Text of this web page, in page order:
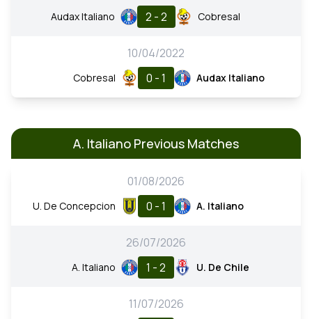
Audax Italiano 2 - 2 Cobresal
10/04/2022
Cobresal 0 - 1 Audax Italiano
A. Italiano Previous Matches
01/08/2026
U. De Concepcion 0 - 1 A. Italiano
26/07/2026
A. Italiano 1 - 2 U. De Chile
11/07/2026